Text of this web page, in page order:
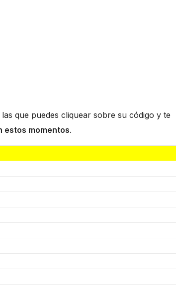
que puedes cliquear sobre su código y te
estos momentos.